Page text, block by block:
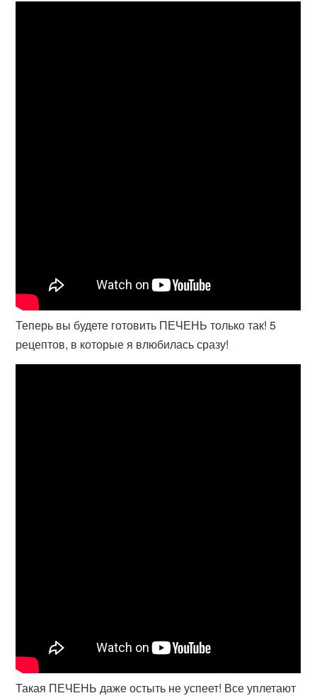
Теперь вы будете готовить ПЕЧЕНЬ только так! 5
рецептов, в которые я влюбилась сразу!
Такая ПЕЧЕНЬ даже остыть не успеет! Все уплетают